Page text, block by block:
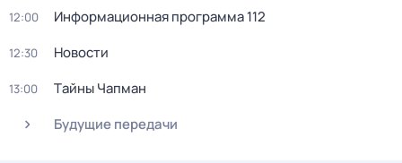
12:00 Информационная программа 112
12:30 Новости
13:00
Тaйны Чапман
Будущие передачи